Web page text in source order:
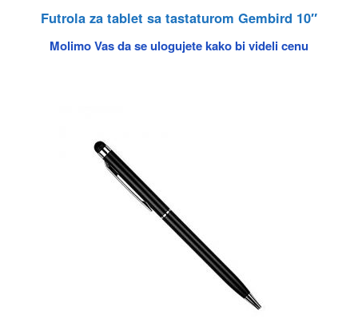
Futrola za tablet sa tastaturom Gembird 10″
Molimo Vas da se ulogujete kako bi videli cenu